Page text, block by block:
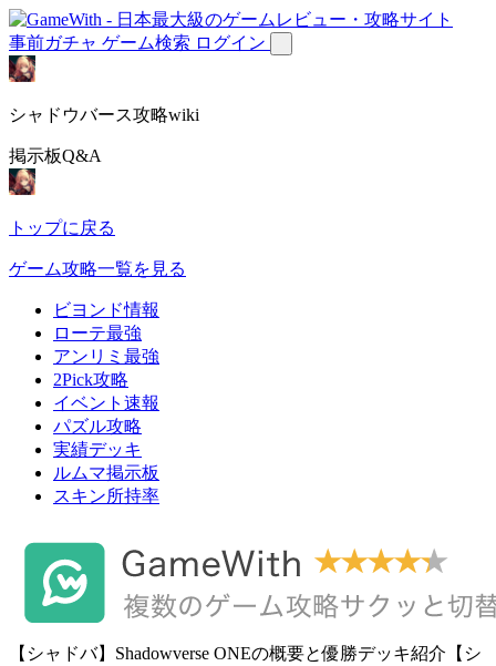
事前ガチャ ゲーム検索 ログイン
シャドウバース攻略wiki
掲示板Q&A
トップに戻る
ゲーム攻略一覧を見る
ビヨンド情報
ローテ最強
アンリミ最強
2Pick攻略
イベント速報
パズル攻略
実績デッキ
ルムマ掲示板
スキン所持率
【シャドバ】Shadowverse ONEの概要と優勝デッキ紹介【シ